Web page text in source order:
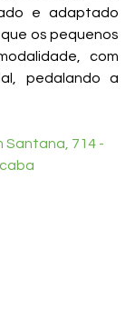
e adaptado
os pequenos
com
pedalando a
Santana, 714 -